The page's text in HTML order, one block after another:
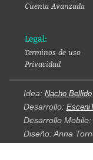
Cuenta Avanzada
Legal:
Terminos de uso
Privacidad
Idea: Nacho Bellido
Desarrollo:
Desarrollo Mobile:
Diseño: Anna